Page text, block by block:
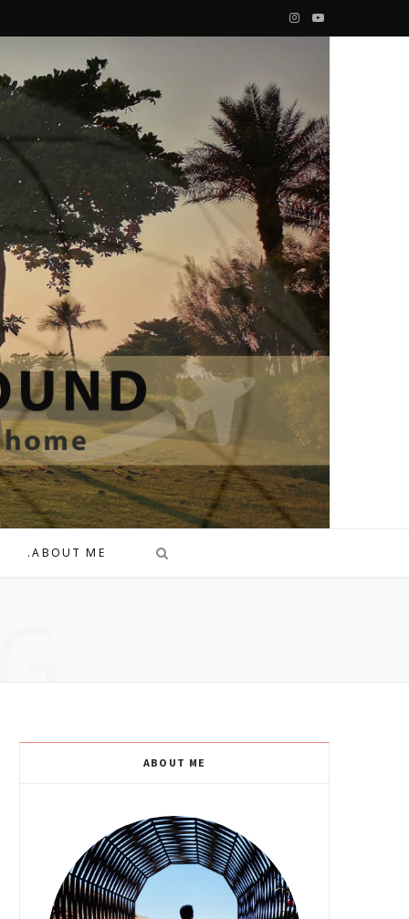
I
t
a
g
a
Y
T
u
b
e
.ABOUT ME
ABOUT ME